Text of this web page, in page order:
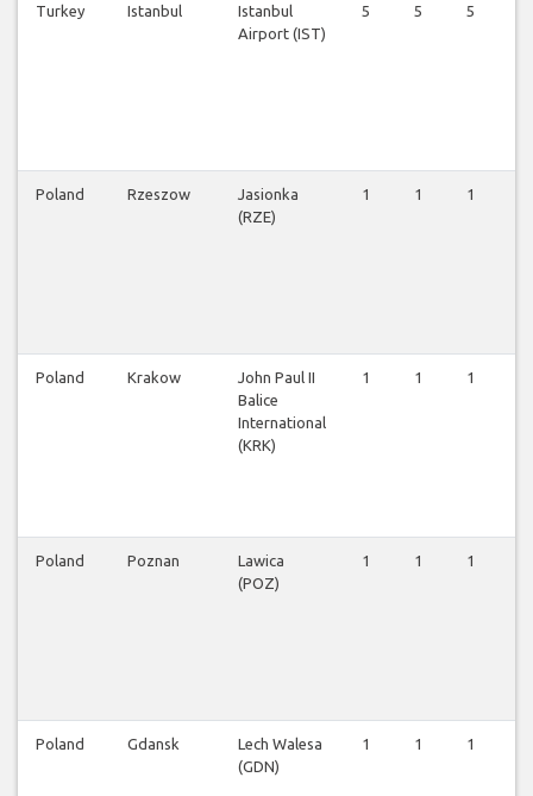
Turkey Istanbul
Istanbul
Airport (IST)
5 5 5
Poland Rzeszow
Jasionka
(RZE)
1 1 1
Poland Krakow
John Paul II
Balice
International
(KRK)
1 1 1
Poland Poznan
Lawica
(POZ)
1 1 1
Poland Gdansk
Lech Walesa
(GDN)
1 1 1